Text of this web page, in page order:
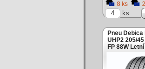
8 ks
ks
Pneu Debica
UHP2 205/
FP 88W Letní